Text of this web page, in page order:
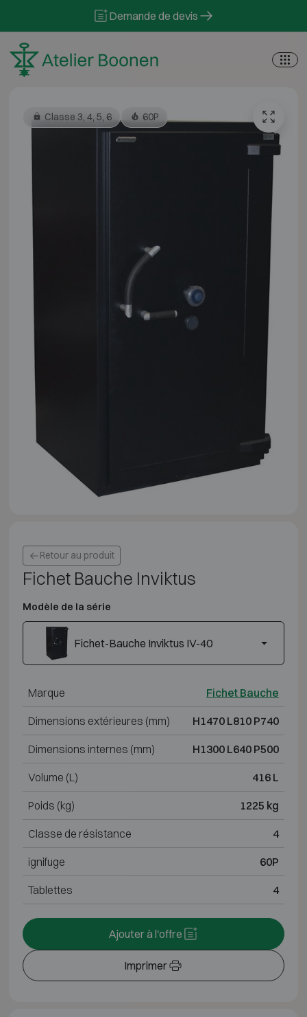
Demande de devis
Classe 3, 4, 5, 6 60P
Retour au produit
Fichet Bauche Inviktus
Modèle de la série
Fichet-Bauche Inviktus IV-40
Marque Fichet Bauche
Dimensions extérieures (mm) H1470 L810 P740
Dimensions internes (mm) H1300 L640 P500
Volume (L) 416 L
Poids (kg) 1225 kg
Classe de résistance 4
ignifuge 60P
Tablettes 4
Imprimer
Ajouter à l'offre